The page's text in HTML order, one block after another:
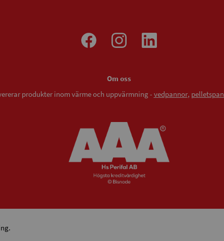
Om oss
produkter inom värme och uppvärmning - vedpannor,